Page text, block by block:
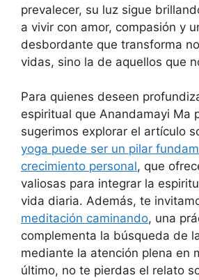
prevalecer, su luz sigue
a vivir con amor, compasión y
desbordante que transforma
vidas, sino la de aquellos que
Para quienes deseen
espiritual que Anandamayi Ma
sugerimos explorar el artículo
yoga puede ser un pilar
crecimiento personal, que
valiosas para integrar la
vida diaria. Además, te
meditación caminando, una
complementa la búsqueda de
mediante la atención plena en
último, no te pierdas el relato